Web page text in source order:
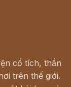
cổ tích, thần
trên thế giới.